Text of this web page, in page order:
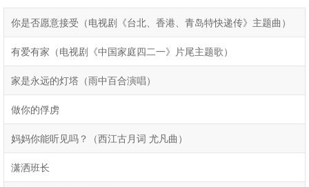
你是否愿意接受（电视剧《台北、香港、青岛特快递传》主题曲）
有爱有家（电视剧《中国家庭四二一》片尾主题歌）
家是永远的灯塔（雨中百合演唱）
做你的俘虏
​妈妈你能听见吗？（西江古月词 尤凡曲）
潇洒班长